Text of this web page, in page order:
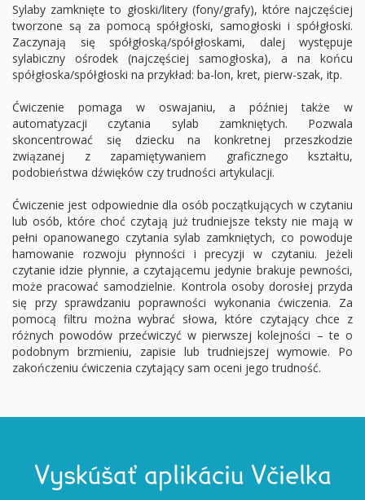
Sylaby zamknięte to głoski/litery (fony/grafy), które najczęściej
tworzone są za pomocą spółgłoski, samogłoski i spółgłoski.
Zaczynają się spółgłoską/spółgłoskami, dalej występuje
sylabiczny ośrodek (najczęściej samogłoska), a na końcu
spółgłoska/spółgłoski na przykład: ba-lon, kret, pierw-szak, itp.
Ćwiczenie pomaga w oswajaniu, a później także w
automatyzacji czytania sylab zamkniętych. Pozwala
skoncentrować się dziecku na konkretnej przeszkodzie
związanej z zapamiętywaniem graficznego kształtu,
podobieństwa dźwięków czy trudności artykulacji.
Ćwiczenie jest odpowiednie dla osób początkujących w czytaniu
lub osób, które choć czytają już trudniejsze teksty nie mają w
pełni opanowanego czytania sylab zamkniętych, co powoduje
hamowanie rozwoju płynności i precyzji w czytaniu. Jeżeli
czytanie idzie płynnie, a czytającemu jedynie brakuje pewności,
może pracować samodzielnie. Kontrola osoby dorosłej przyda
się przy sprawdzaniu poprawności wykonania ćwiczenia. Za
pomocą filtru można wybrać słowa, które czytający chce z
różnych powodów przećwiczyć w pierwszej kolejności – te o
podobnym brzmieniu, zapisie lub trudniejszej wymowie. Po
zakończeniu ćwiczenia czytający sam oceni jego trudność.
Vyskúšať aplikáciu Včielka